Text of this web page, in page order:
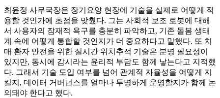
최윤정 사무국장은 장기요양 현장에 기술을 실제로 어떻게 적
용할 것인가에 초점을 맞췄다. 그는 사회적 보조 로봇에 대해
서 사용자의 잠재적 욕구를 충분히 파악하고, 기존 돌봄 생태
계 속에 어떻게 통합할 것인지가 더 중요하다고 말했다. 또 치
매 환자 안전을 위한 실시간 위치추적 기술은 분명 필요성이
있지만, 동시에 감시라는 윤리적 부담도 함께 낳는다고 지적했
다. 그래서 기술 도입 여부를 넘어 관계적 자율성을 어떻게 지
킬지, 데이터 거버넌스를 얼마나 투명하게 운영할지가 함께 논
의돼야 한다고 했다.